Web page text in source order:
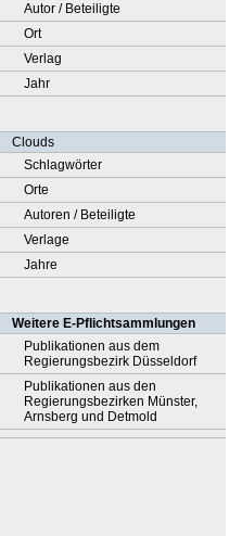
Autor / Beteiligte
Ort
Verlag
Jahr
Clouds
Schlagwörter
Orte
Autoren / Beteiligte
Verlage
Jahre
Weitere E-Pflichtsammlungen
Publikationen aus dem
Regierungsbezirk Düsseldorf
Publikationen aus den
Regierungsbezirken Münster,
Arnsberg und Detmold